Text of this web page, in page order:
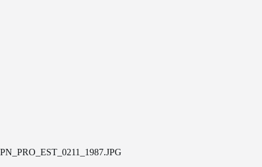
PN_PRO_EST_0211_1987.JPG